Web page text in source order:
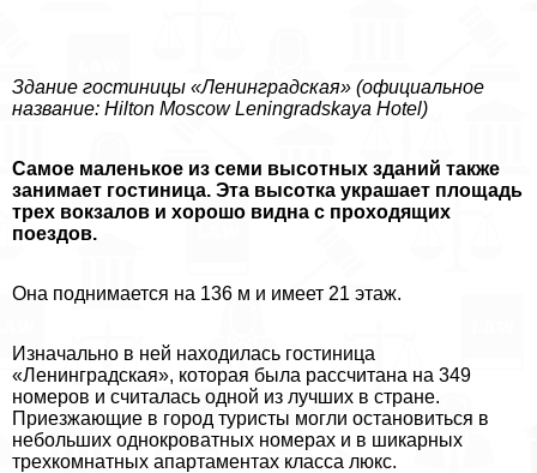
Здание гостиницы «Ленинградская» (официальное
название: Hilton Moscow Leningradskaya Hotel)
Самое маленькое из семи высотных зданий также
занимает гостиница. Эта высотка украшает площадь
трех вокзалов и хорошо видна с проходящих
поездов.
Она поднимается на 136 м и имеет 21 этаж.
Изначально в ней находилась гостиница
«Ленинградская», которая была рассчитана на 349
номеров и считалась одной из лучших в стране.
Приезжающие в город туристы могли остановиться в
небольших однокроватных номерах и в шикарных
трехкомнатных апартаментах класса люкс.